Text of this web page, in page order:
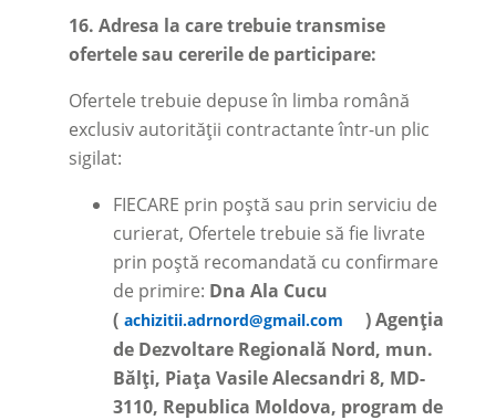
16. Adresa la care trebuie transmise
ofertele sau cererile de participare:
Ofertele trebuie depuse în limba română
exclusiv autorității contractante într-un plic
sigilat:
FIECARE prin poștă sau prin serviciu de
curierat, Ofertele trebuie să fie livrate
prin poștă recomandată cu confirmare
de primire: Dna Ala Cucu
( achizitii.adrnord@gmail.com
) Agenția
de Dezvoltare Regională Nord, mun.
Bălți, Piața Vasile Alecsandri 8, MD-
3110, Republica Moldova, program de